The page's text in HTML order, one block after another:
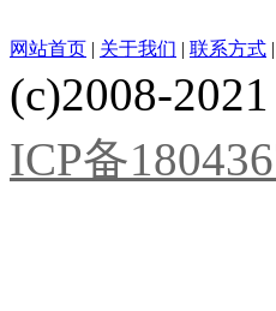
网站首页 | 关于我们 | 联系方式 |
(c)2008-
ICP备